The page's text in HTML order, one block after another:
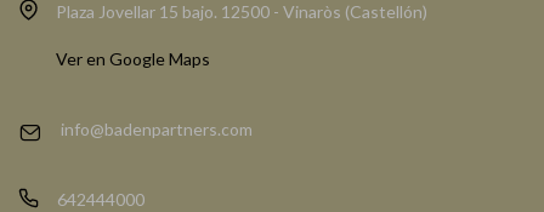
Plaza Jovellar 15 bajo. 12500 - Vinaròs (Castellón)
Ver en Google Maps
info@badenpartners.com
642444000